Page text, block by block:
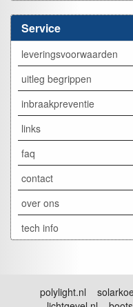
Service
leveringsvoorwaarden
uitleg begrippen
inbraakpreventie
links
faq
contact
over ons
tech info
polylight.nl